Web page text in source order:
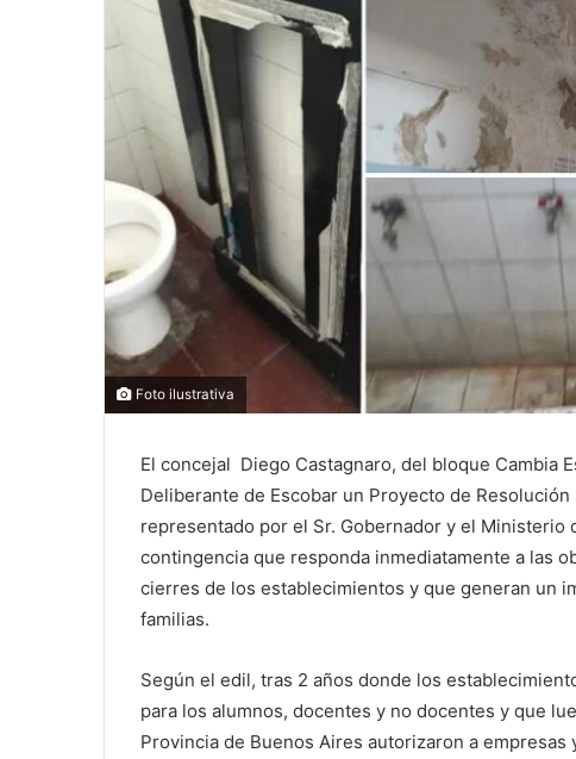
Foto ilustrativa
El concejal Diego Castagnaro, del bloque Cambia
Deliberante de Escobar un Proyecto de
representado por el Sr. Gobernador y el Ministerio
contingencia que responda inmediatamente a las
cierres de los establecimientos y que generan un
familias.
Según el edil, tras 2 años donde los
para los alumnos, docentes y no docentes y que
Provincia de Buenos Aires autorizaron a